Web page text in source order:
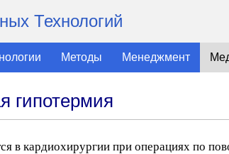
Технологий
Методы Менеджмент
гипотермия
в кардиохирургии при операциях по